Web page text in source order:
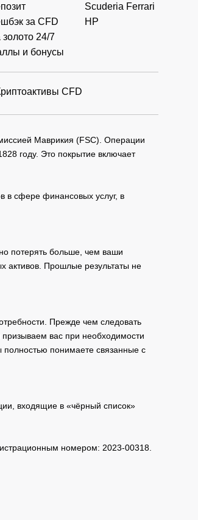
за CFD
золото 24/7
и бонусы
Scuderia Ferrari
HP
CFD
Маврикия (FSC). Операции
году. Это покрытие включает
в сфере финансовых услуг, в
потерять больше, чем ваши
активов. Прошлые результаты не
Прежде чем следовать
вас при необходимости
полностью понимаете связанные с
входящие в «чёрный список»
номером: 2023-00318.